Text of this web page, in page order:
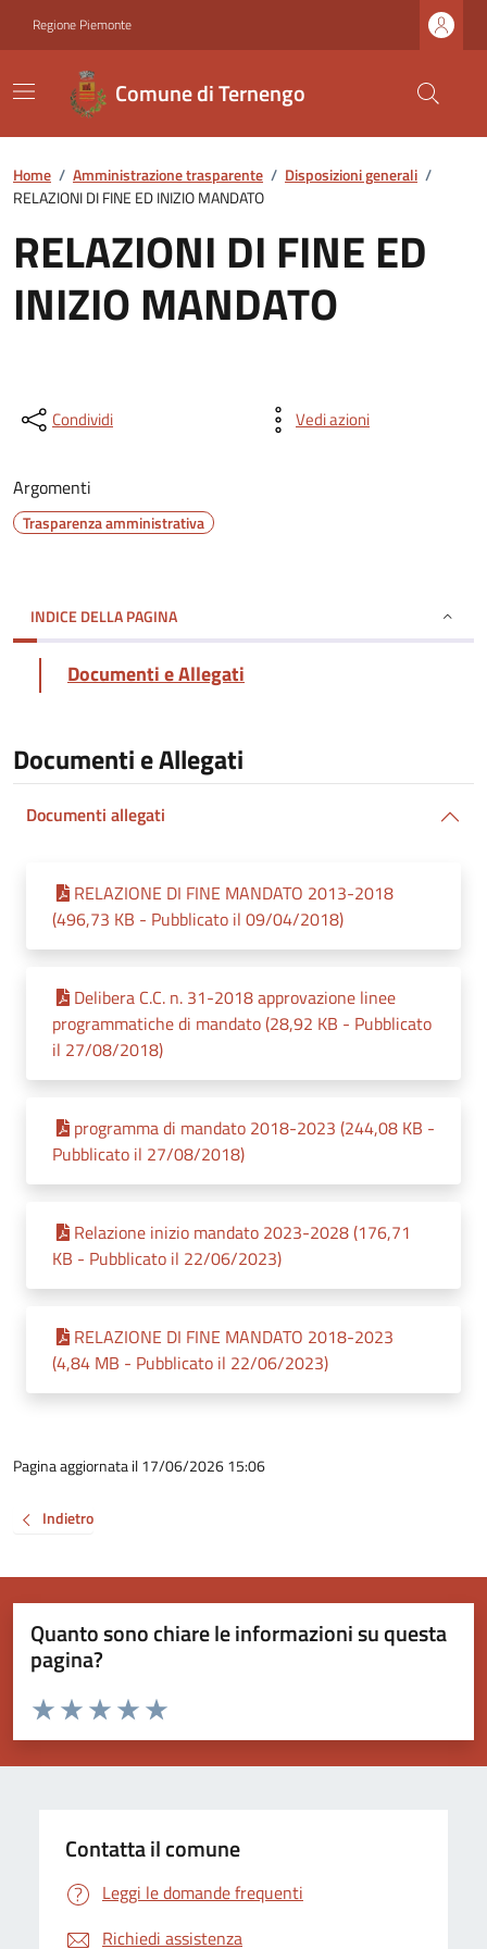
Regione Piemonte
Comune di Ternengo
Home / Amministrazione trasparente / Disposizioni generali /
RELAZIONI DI FINE ED INIZIO MANDATO
RELAZIONI DI FINE ED
INIZIO MANDATO
Condividi Vedi azioni
Argomenti
Trasparenza amministrativa
INDICE DELLA PAGINA
Documenti e Allegati
Documenti e Allegati
Documenti allegati
RELAZIONE DI FINE MANDATO 2013-2018
(496,73 KB - Pubblicato il 09/04/2018)
Delibera C.C. n. 31-2018 approvazione linee
programmatiche di mandato (28,92 KB - Pubblicato
il 27/08/2018)
programma di mandato 2018-2023 (244,08 KB -
Pubblicato il 27/08/2018)
Relazione inizio mandato 2023-2028 (176,71
KB - Pubblicato il 22/06/2023)
RELAZIONE DI FINE MANDATO 2018-2023
(4,84 MB - Pubblicato il 22/06/2023)
Pagina aggiornata il 17/06/2026 15:06
Indietro
Quanto sono chiare le informazioni su questa
pagina?
Valuta da 1 a 5 stelle la pagina
Valuta 5 stelle su 5
Valuta 4 stelle su 5
Valuta 3 stelle su 5
Valuta 2 stelle su 5
Valuta 1 stelle su 5
Contatta il comune
Leggi le domande frequenti
Richiedi assistenza